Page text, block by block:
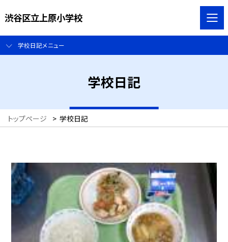
渋谷区立上原小学校
学校日記メニュー
学校日記
トップページ > 学校日記